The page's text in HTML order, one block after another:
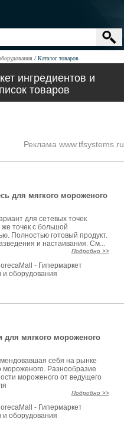
Каталог товаров
ингредиентов и
товаров
Реклама www.tfsystems.ru
для мягкого мороженого
для сетевых точек
точек с большой
Полностью готовый продукт.
и настаивания. См...
Подробно >>
- Гипермаркет
и оборудования
для мягкого мороженого
себя на рынке
мороженого. Разнообразие
мороженого от ведущего
Подробно >>
- Гипермаркет
и оборудования